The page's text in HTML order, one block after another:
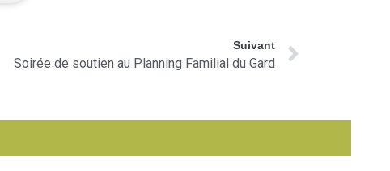
Suivant
Soirée de soutien au Planning Familial du Gard